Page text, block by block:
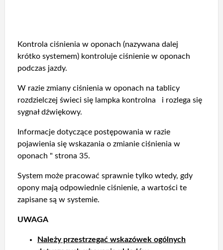
Kontrola ciśnienia w oponach (nazywana dalej
krótko systemem) kontroluje ciśnienie w oponach
podczas jazdy.
W razie zmiany ciśnienia w oponach na tablicy
rozdzielczej świeci się lampka kontrolna i rozlega się
sygnał dźwiękowy.
Informacje dotyczące postępowania w razie
pojawienia się wskazania o zmianie ciśnienia w
oponach " strona 35.
System może pracować sprawnie tylko wtedy, gdy
opony mają odpowiednie ciśnienie, a wartości te
zapisane są w systemie.
UWAGA
Należy przestrzegać wskazówek ogólnych